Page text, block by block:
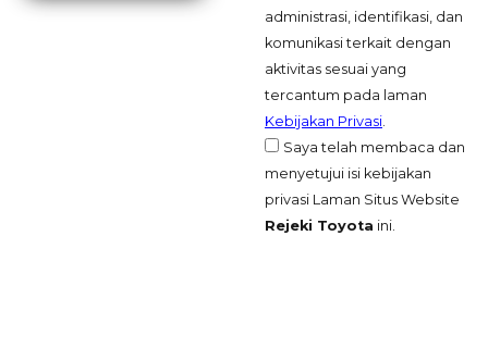
administrasi, identifikasi, dan
komunikasi terkait dengan
aktivitas sesuai yang
tercantum pada laman
Kebijakan Privasi
Saya telah membaca dan
menyetujui isi kebijakan
privasi Laman Situs Website
Rejeki Toyota ini.